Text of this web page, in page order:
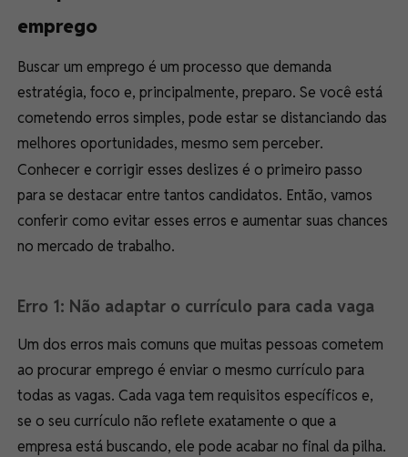
emprego
Buscar um emprego é um processo que demanda
estratégia, foco e, principalmente, preparo. Se você está
cometendo erros simples, pode estar se distanciando das
melhores oportunidades, mesmo sem perceber.
Conhecer e corrigir esses deslizes é o primeiro passo
para se destacar entre tantos candidatos. Então, vamos
conferir como evitar esses erros e aumentar suas chances
no mercado de trabalho.
Erro 1: Não adaptar o currículo para cada vaga
Um dos erros mais comuns que muitas pessoas cometem
ao procurar emprego é enviar o mesmo currículo para
todas as vagas. Cada vaga tem requisitos específicos e,
se o seu currículo não reflete exatamente o que a
empresa está buscando, ele pode acabar no final da pilha.